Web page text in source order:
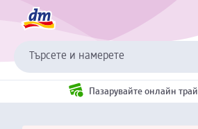
Търсете и намерете
Пазарувайте онлайн